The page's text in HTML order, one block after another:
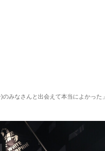
みなさんと出会えて本当によかった」